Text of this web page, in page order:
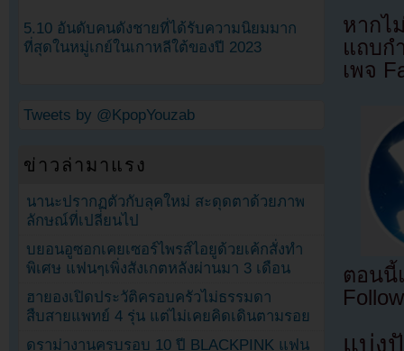
หากไ
แถบก
เพจ
ตอนนี้
แบ่ง
5.10 อันดับคนดังชายที่ได้รับความนิยมมาก
ที่สุดในหมู่เกย์ในเกาหลีใต้ของปี 2023
Tweets by @KpopYouzab
ข่าวล่ามาแรง
นานะปรากฏตัวกับลุคใหม่ สะดุดตาด้วยภาพ
ลักษณ์ที่เปลี่ยนไป
บยอนอูซอกเคยเซอร์ไพรส์ไอยูด้วยเค้กสั่งทำ
พิเศษ แฟนๆเพิ่งสังเกตหลังผ่านมา 3 เดือน
ฮายองเปิดประวัติครอบครัวไม่ธรรมดา
สืบสายแพทย์ 4 รุ่น แต่ไม่เคยคิดเดินตามรอย
ดราม่างานครบรอบ 10 ปี BLACKPINK แฟน